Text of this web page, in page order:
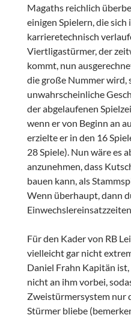
Magaths reichlich
einigen Spielern, die
karrieretechnisch
Viertligastürmer, der
kommt, nun
die große Nummer wird,
unwahrscheinliche
der abgelaufenen
wenn er von Beginn an
erzielte er in den 16
28 Spiele). Nun wäre es
anzunehmen, dass
bauen kann, als
Wenn überhaupt, dann
Für den Kader von RB
vielleicht gar nicht
Daniel Frahn Kapitän
nicht an ihm vorbei,
Zweistürmersystem nur
Stürmer bliebe